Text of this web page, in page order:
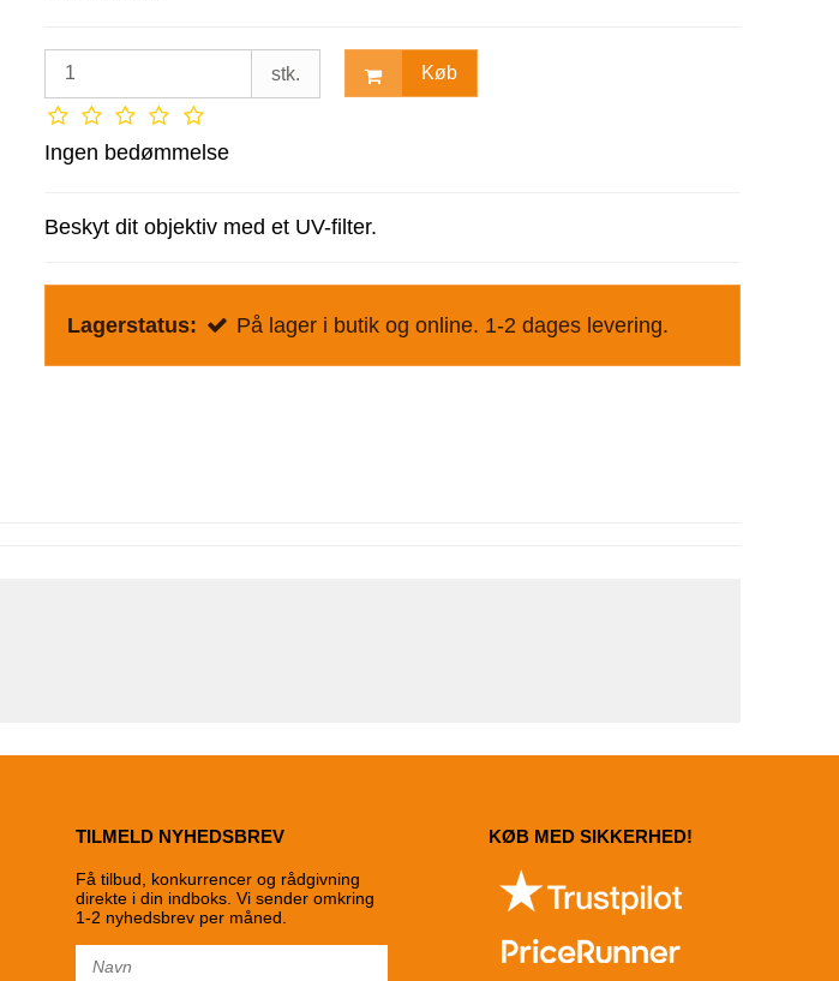
stk. Køb
Ingen bedømmelse
Beskyt dit objektiv med et UV-filter.
Lagerstatus: På lager i butik og online. 1-2 dages levering.
TILMELD NYHEDSBREV
Få tilbud, konkurrencer og rådgivning
direkte i din indboks. Vi sender omkring
1-2 nyhedsbrev per måned.
KØB MED SIKKERHED!